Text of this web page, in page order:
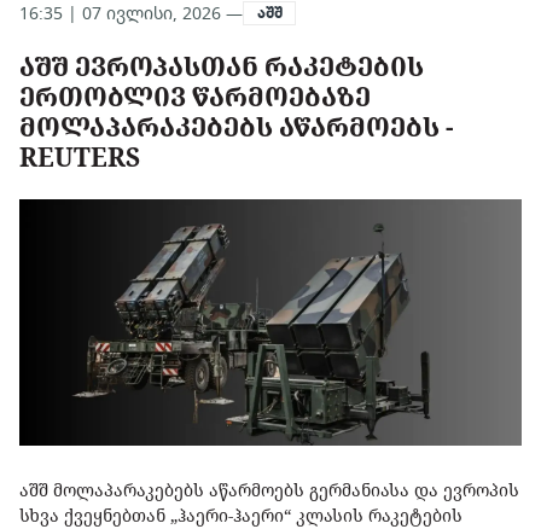
16:35 | 07 ივლისი, 2026 — აშშ
ᲐᲨᲨ ᲔᲕᲠᲝᲞᲐᲡᲗᲐᲜ ᲠᲐᲙᲔᲢᲔᲑᲘᲡ
ᲔᲠᲗᲝᲑᲚᲘᲕ ᲬᲐᲠᲛᲝᲔᲑᲐᲖᲔ
ᲛᲝᲚᲐᲞᲐᲠᲐᲙᲔᲑᲔᲑᲡ ᲐᲬᲐᲠᲛᲝᲔᲑᲡ -
REUTERS
აშშ მოლაპარაკებებს აწარმოებს გერმანიასა და ევროპის
სხვა ქვეყნებთან „ჰაერი-ჰაერი“ კლასის რაკეტების